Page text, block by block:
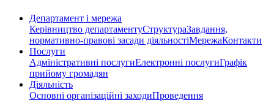
Департамент і мережа
Керівництво департаментуСтруктураЗавдання,
нормативно-правові засади діяльностіМережаКонтакти
Послуги
Адміністративні послугиЕлектронні послугиГрафік
прийому громадян
Діяльність
Основні організаційні заходиПроведення